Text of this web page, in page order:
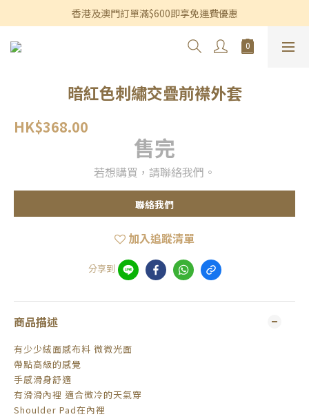
香港及澳門訂單滿$600即享免運費優惠
香港及澳門訂單滿$600即享免運費優惠
3個月內買滿$1,200可享永久九折優惠
暗紅色刺繡交疊前襟外套
HK$368.00
售完
若想購買，請聯絡我們。
聯絡我們
加入追蹤清單
分享到
商品描述
有少少絨面感布料 微微光面
帶點高級的感覺
手感滑身舒適
有滑滑內裡 適合微冷的天氣穿
Shoulder Pad在內裡